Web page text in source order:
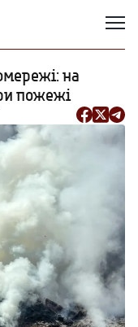
на
пожежі